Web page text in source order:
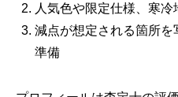
人気色や限定仕様、寒
減点が想定される箇所を
準備